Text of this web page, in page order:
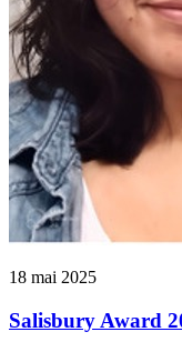
18 mai 2025
Salisbury Award